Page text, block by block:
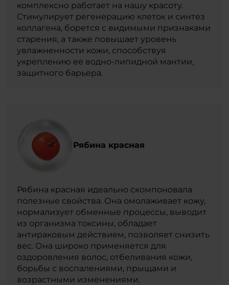
комплексно работает на нашу красоту.
Стимулирует регенерацию клеток и синтез
коллагена, борется с видимыми признаками
старения, а также повышает уровень
увлажненности кожи, способствуя
укреплению ее водно-липидной мантии,
защитного барьера.
Рябина красная
Рябина красная идеально скомпоновала
полезные свойства. Она омолаживает кожу,
нормализует обменные процессы, выводит
из организма токсины, обладает
антираковым действием, позволяет снизить
вес. Она широко применяется для
оздоровления волос, отбеливания кожи,
борьбы с воспалениями, прыщами и
возрастными изменениями.